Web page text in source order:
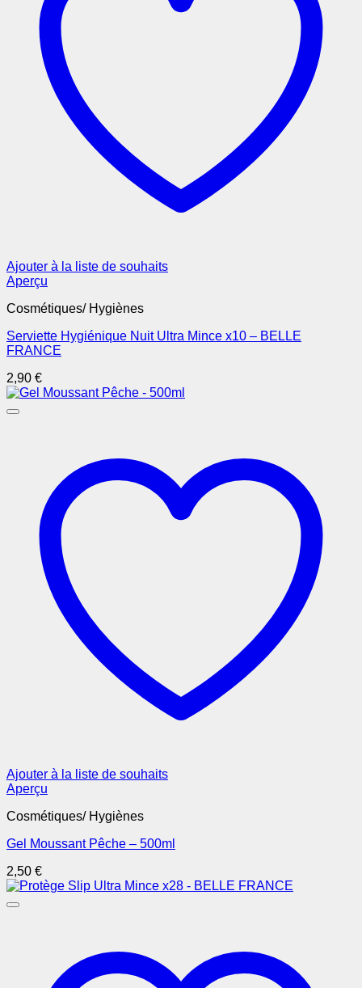
Ajouter à la liste de souhaits
Aperçu
Cosmétiques/ Hygiènes
Serviette Hygiénique Nuit Ultra Mince x10 – BELLE
FRANCE
2,90 €
Ajouter à la liste de souhaits
Aperçu
Cosmétiques/ Hygiènes
Gel Moussant Pêche – 500ml
2,50 €